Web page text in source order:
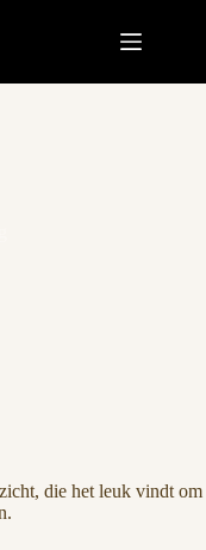
die het leuk vindt om